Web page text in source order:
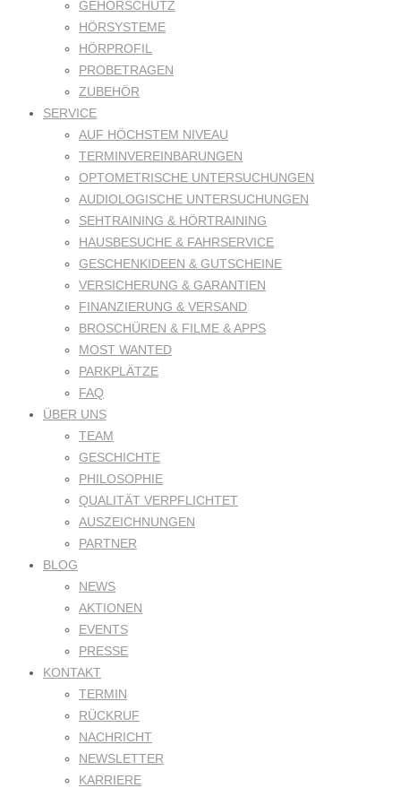
GEHÖRSCHUTZ
HÖRSYSTEME
HÖRPROFIL
PROBETRAGEN
ZUBEHÖR
SERVICE
AUF HÖCHSTEM NIVEAU
TERMINVEREINBARUNGEN
OPTOMETRISCHE UNTERSUCHUNGEN
AUDIOLOGISCHE UNTERSUCHUNGEN
SEHTRAINING & HÖRTRAINING
HAUSBESUCHE & FAHRSERVICE
GESCHENKIDEEN & GUTSCHEINE
VERSICHERUNG & GARANTIEN
FINANZIERUNG & VERSAND
BROSCHÜREN & FILME & APPS
MOST WANTED
PARKPLÄTZE
FAQ
ÜBER UNS
TEAM
GESCHICHTE
PHILOSOPHIE
QUALITÄT VERPFLICHTET
AUSZEICHNUNGEN
PARTNER
BLOG
NEWS
AKTIONEN
EVENTS
PRESSE
KONTAKT
TERMIN
RÜCKRUF
NACHRICHT
NEWSLETTER
KARRIERE